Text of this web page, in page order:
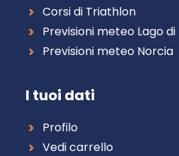
Corsi di Triathlon
Previsioni meteo Lago
Previsioni meteo Norcia
I tuoi dati
Profilo
Vedi carrello